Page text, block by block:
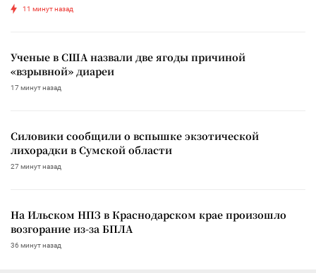
11 минут назад
Ученые в США назвали две ягоды причиной
«взрывной» диареи
17 минут назад
Силовики сообщили о вспышке экзотической
лихорадки в Сумской области
27 минут назад
На Ильском НПЗ в Краснодарском крае произошло
возгорание из-за БПЛА
36 минут назад